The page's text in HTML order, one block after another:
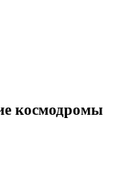
космодромы